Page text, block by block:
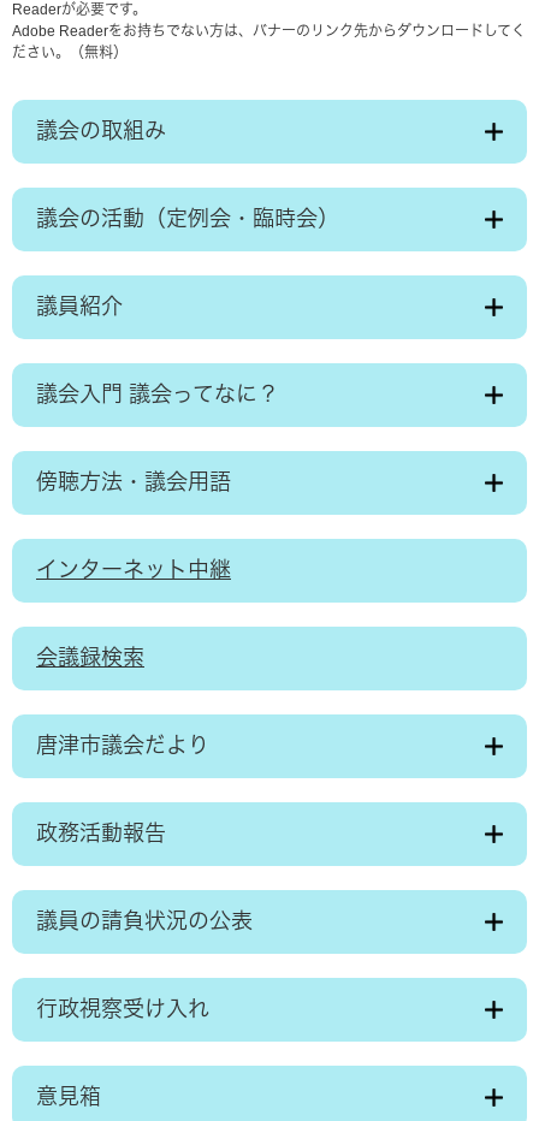
Readerが必要です。
Adobe Readerをお持ちでない方は、バナーのリンク先からダウンロードしてく
ださい。（無料）
議会の取組み
議会の活動（定例会・臨時会）
議員紹介
議会入門 議会ってなに？
傍聴方法・議会用語
インターネット中継
会議録検索
唐津市議会だより
政務活動報告
議員の請負状況の公表
行政視察受け入れ
意見箱